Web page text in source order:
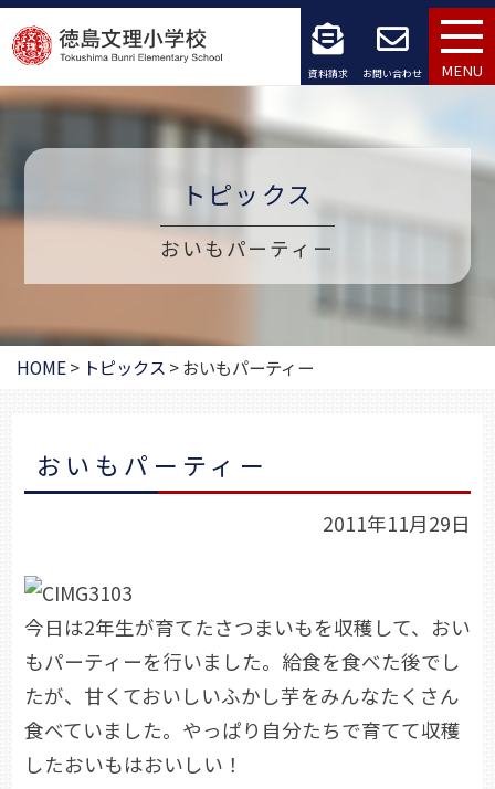
コ
ン
テ
へ
キ
ッ
資料請求 お問い合わせ MENU
トピックス
おいもパーティー
HOME> トピックス >おいもパーティー
おいもパーティー
2011年11月29日
今日は2年生が育てたさつまいもを収穫して、おい
もパーティーを行いました。給食を食べた後でし
たが、甘くておいしいふかし芋をみんなたくさん
食べていました。やっぱり自分たちで育てて収穫
したおいもはおいしい！